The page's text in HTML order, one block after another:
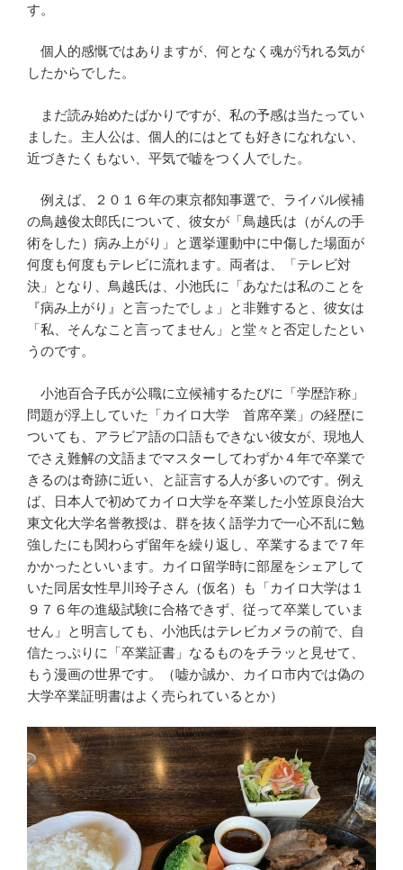
す。
個人的感慨ではありますが、何となく魂が汚れる気が
したからでした。
まだ読み始めたばかりですが、私の予感は当たってい
ました。主人公は、個人的にはとても好きになれない、
近づきたくもない、平気で嘘をつく人でした。
例えば、２０１６年の東京都知事選で、ライバル候補
の鳥越俊太郎氏について、彼女が「鳥越氏は（がんの手
術をした）病み上がり」と選挙運動中に中傷した場面が
何度も何度もテレビに流れます。両者は、「テレビ対
決」となり、鳥越氏は、小池氏に「あなたは私のことを
『病み上がり』と言ったでしょ」と非難すると、彼女は
「私、そんなこと言ってません」と堂々と否定したとい
うのです。
小池百合子氏が公職に立候補するたびに「学歴詐称」
問題が浮上していた「カイロ大学 首席卒業」の経歴に
ついても、アラビア語の口語もできない彼女が、現地人
でさえ難解の文語までマスターしてわずか４年で卒業で
きるのは奇跡に近い、と証言する人が多いのです。例え
ば、日本人で初めてカイロ大学を卒業した小笠原良治大
東文化大学名誉教授は、群を抜く語学力で一心不乱に勉
強したにも関わらず留年を繰り返し、卒業するまで７年
かかったといいます。カイロ留学時に部屋をシェアして
いた同居女性早川玲子さん（仮名）も「カイロ大学は１
９７６年の進級試験に合格できず、従って卒業していま
せん」と明言しても、小池氏はテレビカメラの前で、自
信たっぷりに「卒業証書」なるものをチラッと見せて、
もう漫画の世界です。（嘘か誠か、カイロ市内では偽の
大学卒業証明書はよく売られているとか）